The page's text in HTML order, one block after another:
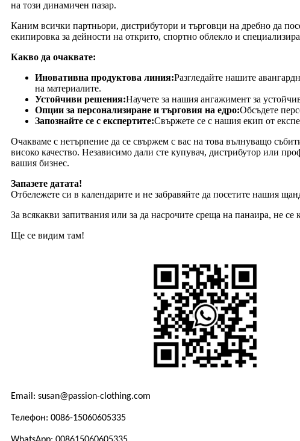
на този динамичен пазар.
Каним всички партньори, дистрибутори и търговци на дребно да
екипировка за дейности на открито, спортно облекло и
Какво да очаквате:
Иновативна продуктова линия:Разгледайте нашите
на материалите.
Устойчиви решения:Научете за нашия ангажимент за
Опции за персонализиране и търговия на едро:Обсъдете
Запознайте се с експертите:Свържете се с нашия екип от
Очакваме с нетърпение да се свържем с вас на това вълнуващо
високо качество. Независимо дали сте купувач, дистрибутор или
вашия бизнес.
Запазете датата!
Отбележете си в календарите и не забравяйте да посетите нашия
За всякакви запитвания или за да насрочите среща на панаира, не
Ще се видим там!
Email: susan@passion-clothing.com
Телефон: 0086-15060605335